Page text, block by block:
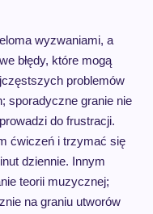
wyzwaniami, a
błędy, które mogą
problemów
sporadyczne granie nie
do frustracji.
ćwiczeń i trzymać się
dziennie. Innym
teorii muzycznej;
na graniu utworów